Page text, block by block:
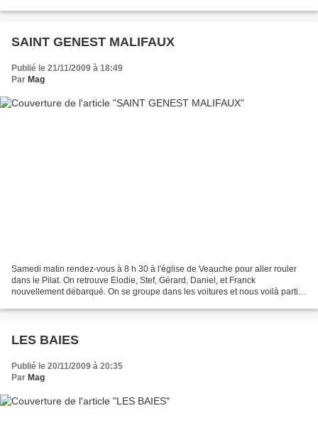
SAINT GENEST MALIFAUX
Publié le 21/11/2009 à 18:49
Par Mag
Samedi matin rendez-vous à 8 h 30 à l'église de Veauche pour aller rouler
dans le Pilat. On retrouve Elodie, Stef, Gérard, Daniel, et Franck
nouvellement débarqué. On se groupe dans les voitures et nous voilà partis
LES BAIES
Publié le 20/11/2009 à 20:35
Par Mag